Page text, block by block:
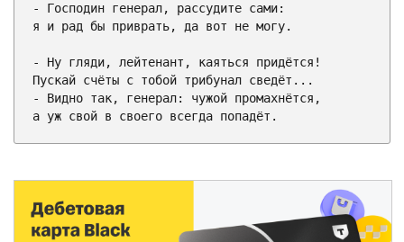
- Господин генерал, рассудите сами:
я и рад бы приврать, да вот не могу.
- Ну гляди, лейтенант, каяться придётся!
Пускай счёты с тобой трибунал сведёт...
- Видно так, генерал: чужой промахнётся,
а уж свой в своего всегда попадёт.